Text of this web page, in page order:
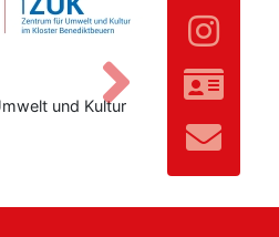
und Kultur Vor